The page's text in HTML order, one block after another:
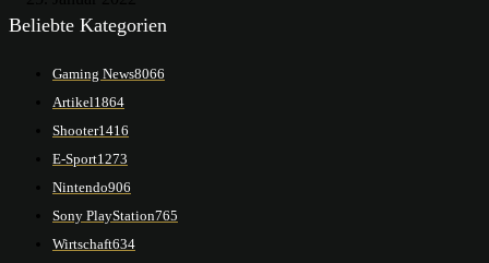
Beliebte Kategorien
Gaming News8066
Artikel1864
Shooter1416
E-Sport1273
Nintendo906
Sony PlayStation765
Wirtschaft634